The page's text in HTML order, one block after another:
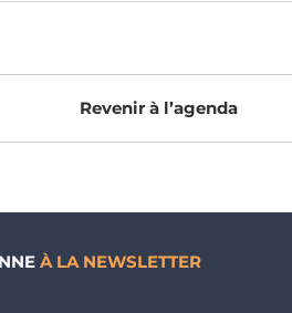
Revenir à l’agenda
À LA NEWSLETTER